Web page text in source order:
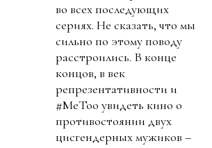
во всех последующих
сериях. Не сказать, что мы
сильно по этому поводу
расстроились. В конце
концов, в век
репрезентативности и
#MeToo увидеть кино о
противостоянии двух
цисгендерных мужиков –